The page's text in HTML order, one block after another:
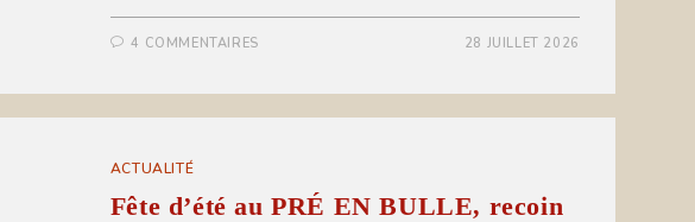
4 COMMENTAIRES 28 JUILLET 2026
ACTUALITÉ
Fête d’été au PRÉ EN BULLE, recoin